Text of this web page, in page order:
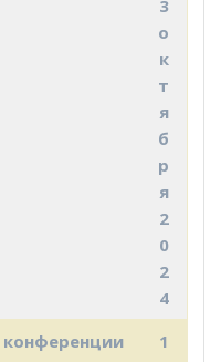
3
о
к
т
я
б
р
я
2
0
2
4
1